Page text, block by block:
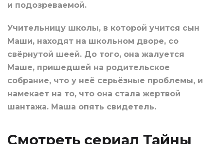
и подозреваемой.
Учительницу школы, в которой учится сын
Маши, находят на школьном дворе, со
свёрнутой шеей. До того, она жалуется
Маше, пришедшей на родительское
собрание, что у неё серьёзные проблемы, и
намекает на то, что она стала жертвой
шантажа. Маша опять свидетель.
Смотреть сериал Тайны